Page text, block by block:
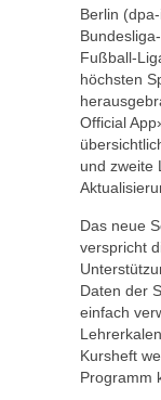
Berlin
Fußball-
höchsten
Official
und zweite
Das neue
verspricht
Daten der
einfach
Kursheft
Programm